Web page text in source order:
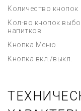
Количество кнопок
Кол-во кнопок
напитков
Кнопка Меню
Кнопка вкл./выкл.